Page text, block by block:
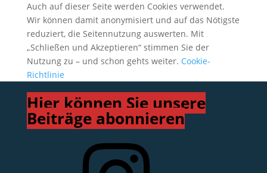
Auch auf dieser Seite werden Cookies verwendet.
Wir können damit anonymisiert und auf das Nötigste
reduziert, die Seitennutzung auswerten. Mit
„Schließen und Akzeptieren“ stimmen Sie der
Nutzung zu – und schon gehts weiter. Cookie-
Richtlinie
Hier können Sie unsere
Beiträge abonnieren